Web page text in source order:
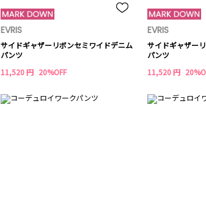
EVRIS
サイドギャザーリボンセミワイドデニム
パンツ
11,520 円 20%OFF
EVRIS
サイドギャザー
パンツ
11,520 円